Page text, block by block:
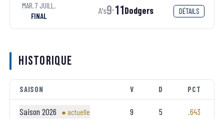
MAR. 7 JUILL.
FINAL
A's9-11Dodgers DÉTAILS
Historique
SAISON V D PCT
Saison 2026 ● actuelle 9 5 .643